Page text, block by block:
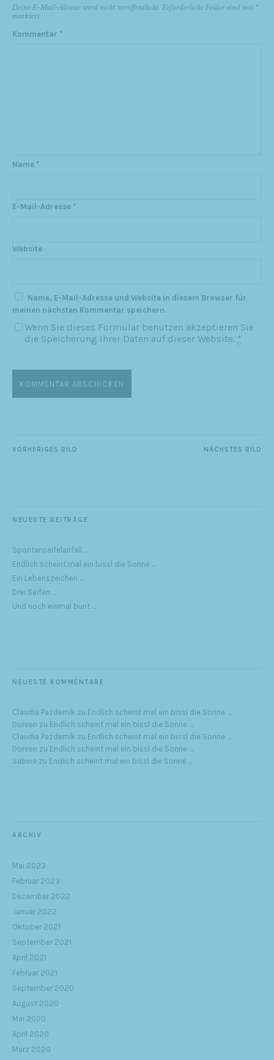
Deine E-Mail-Adresse wird nicht veröffentlicht. Erforderliche Felder sind mit *
markiert
Kommentar *
Name *
E-Mail-Adresse *
Website
Name, E-Mail-Adresse und Website in diesem Browser für
meinen nächsten Kommentar speichern.
Wenn Sie dieses Formular benützen akzeptieren Sie
die Speicherung Ihrer Daten auf dieser Website. *
NÄCHSTES BILD
VORHERIGES BILD
NEUESTE BEITRÄGE
Spontanseifelanfall …
Endlich scheint mal ein bissl die Sonne …
Ein Lebenszeichen …
Drei Seifen …
Und noch einmal bunt …
NEUESTE KOMMENTARE
Claudia Pazdernik zu Endlich scheint mal ein bissl die Sonne …
Doreen zu Endlich scheint mal ein bissl die Sonne …
Claudia Pazdernik zu Endlich scheint mal ein bissl die Sonne …
Doreen zu Endlich scheint mal ein bissl die Sonne …
Sabine zu Endlich scheint mal ein bissl die Sonne …
ARCHIV
Mai 2023
Februar 2023
Dezember 2022
Januar 2022
Oktober 2021
September 2021
April 2021
Februar 2021
September 2020
August 2020
Mai 2020
April 2020
März 2020